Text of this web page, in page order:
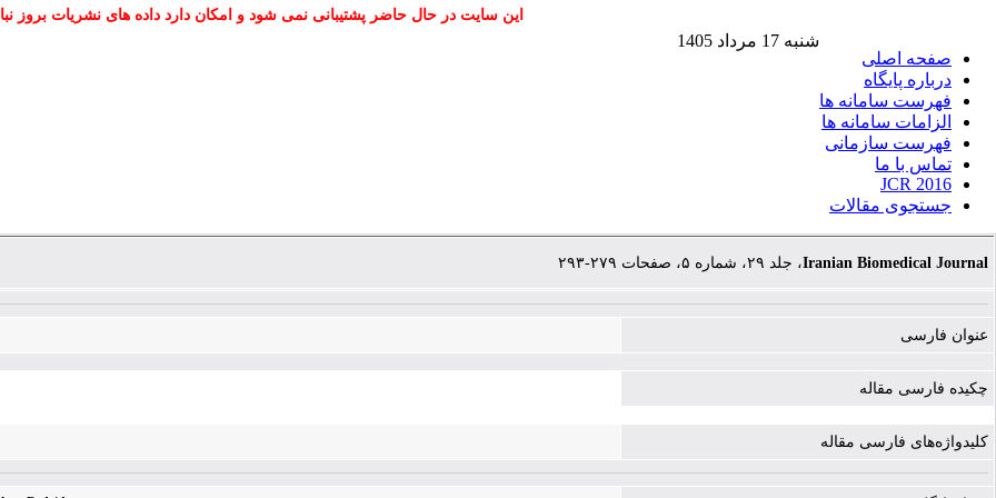
این سایت در حال حاضر پشتیبانی نمی شود و امکان دارد داده های نشریات بروز
صفحه اصلی
درباره پایگاه
فهرست سامانه ها
الزامات سامانه ها
فهرست سازمانی
تماس با ما
JCR 2016
جستجوی مقالات
شنبه 17 مرداد 1405
Iranian Biomedical Journal، جلد ۲۹، شماره ۵، صفحات ۲۷۹-۲۹۳
عنوان فارسی
چکیده فارسی مقاله
کلیدواژه‌های فارسی مقاله